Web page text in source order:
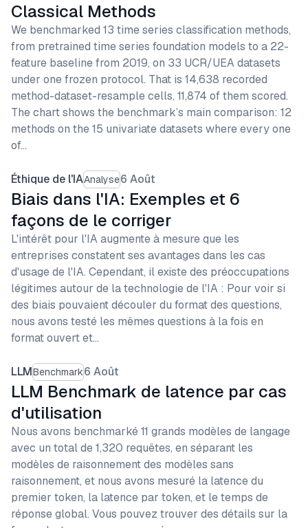
Classical Methods
We benchmarked 13 time series classification methods,
from pretrained time series foundation models to a 22-
feature baseline from 2019, on 33 UCR/UEA datasets
under one frozen protocol. That is 14,638 recorded
method-dataset-resample cells, 11,874 of them scored.
The chart shows the benchmark’s main comparison: 12
methods on the 15 univariate datasets where every one
of…
Éthique de l'IAAnalyse6 Août
Biais dans l'IA: Exemples et 6
façons de le corriger
L'intérêt pour l'IA augmente à mesure que les
entreprises constatent ses avantages dans les cas
d'usage de l'IA. Cependant, il existe des préoccupations
légitimes autour de la technologie de l'IA : Pour voir si
des biais pouvaient découler du format des questions,
nous avons testé les mêmes questions à la fois en
format ouvert et…
LLMBenchmark6 Août
LLM Benchmark de latence par cas
d'utilisation
Nous avons benchmarké 11 grands modèles de langage
avec un total de 1,320 requêtes, en séparant les
modèles de raisonnement des modèles sans
raisonnement, et nous avons mesuré la latence du
premier token, la latence par token, et le temps de
réponse global. Vous pouvez trouver des détails sur la